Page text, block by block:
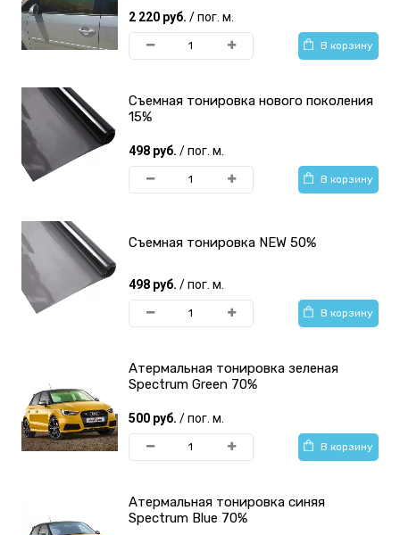
2 220 руб. / пог. м.
В корзину
Съемная тонировка нового поколения
15%
498 руб. / пог. м.
В корзину
Съемная тонировка NEW 50%
498 руб. / пог. м.
В корзину
Атермальная тонировка зеленая
Spectrum Green 70%
500 руб. / пог. м.
В корзину
Атермальная тонировка синяя
Spectrum Blue 70%